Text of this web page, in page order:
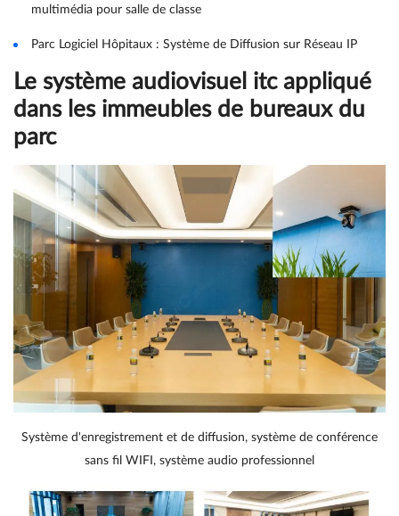
multimédia pour salle de classe
Parc Logiciel Hôpitaux : Système de Diffusion sur Réseau IP
Le système audiovisuel itc appliqué
dans les immeubles de bureaux du
parc
Système d'enregistrement et de diffusion, système de conférence
sans fil WIFI, système audio professionnel